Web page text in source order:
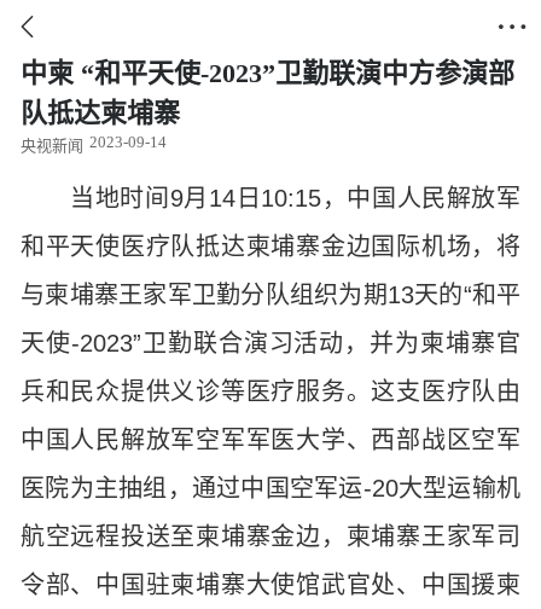
 
中柬 “和平天使-2023”卫勤联演中方参演部
队抵达柬埔寨
央视新闻 2023-09-14
当地时间9月14日10:15，中国人民解放军
和平天使医疗队抵达柬埔寨金边国际机场，将
与柬埔寨王家军卫勤分队组织为期13天的“和平
天使-2023”卫勤联合演习活动，并为柬埔寨官
兵和民众提供义诊等医疗服务。这支医疗队由
中国人民解放军空军军医大学、西部战区空军
医院为主抽组，通过中国空军运-20大型运输机
航空远程投送至柬埔寨金边，柬埔寨王家军司
令部、中国驻柬埔寨大使馆武官处、中国援柬